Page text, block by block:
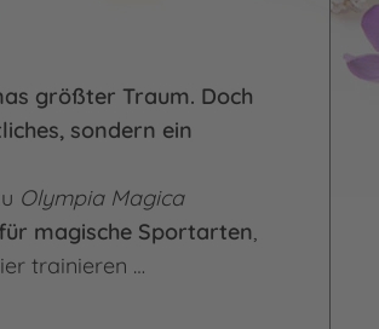
größter Traum. Doch
sondern ein
Olympia Magica
magische Sportarten,
trainieren …